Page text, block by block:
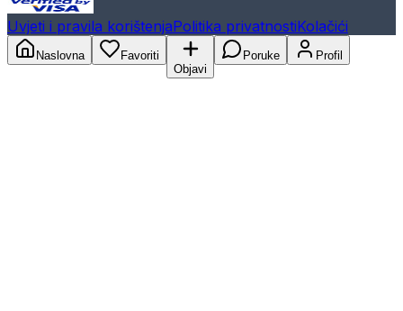
Uvjeti i pravila korištenjaPolitika privatnostiKolačići
Naslovna
Favoriti
Objavi
Poruke Profil